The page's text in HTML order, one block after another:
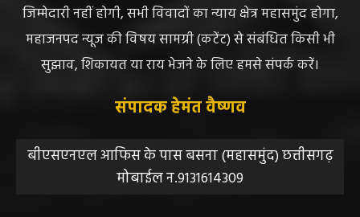
जिम्मेदारी नहीं होगी, सभी विवादों का न्याय क्षेत्र महासमुंद होगा,
महाजनपद न्यूज की विषय सामग्री (कटेंट) से संबंधित किसी भी
सुझाव, शिकायत या राय भेजने के लिए हमसे संपर्क करें।
संपादक हेमंत वैष्णव
बीएसएनएल आफिस के पास बसना (महासमुंद) छत्तीसगढ़
मोबाईल न.9131614309